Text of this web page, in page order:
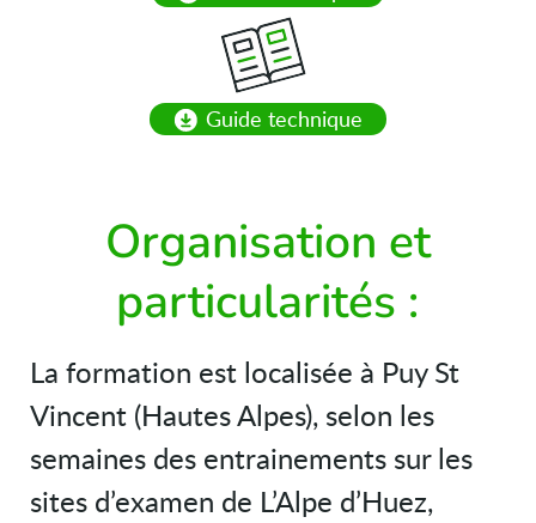
Guide technique
Organisation et
particularités :
La formation est localisée à Puy St
Vincent (Hautes Alpes), selon les
semaines des entrainements sur les
sites d’examen de L’Alpe d’Huez,